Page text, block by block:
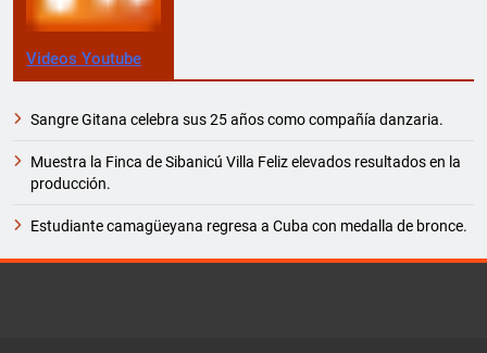
Videos Youtube
Sangre Gitana celebra sus 25 años como compañía danzaria.
Muestra la Finca de Sibanicú Villa Feliz elevados resultados en la
producción.
Estudiante camagüeyana regresa a Cuba con medalla de bronce.